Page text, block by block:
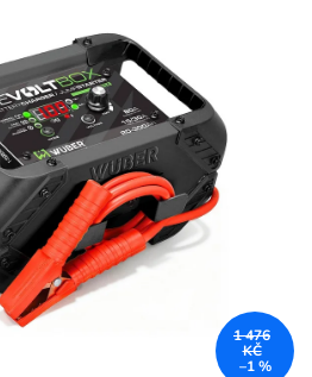
1 476
KČ
–1 %